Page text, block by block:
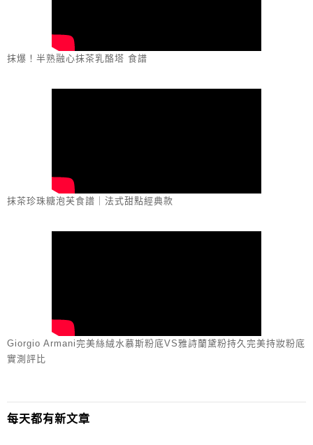
抹爆！半熟融心抹茶乳酪塔 食譜
抹茶珍珠糖泡芙食譜｜法式甜點經典款
Giorgio Armani完美絲絨水慕斯粉底VS雅詩蘭黛粉持久完美持妝粉底
實測評比
每天都有新文章